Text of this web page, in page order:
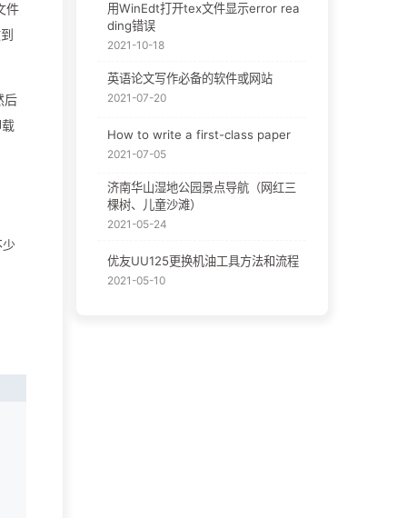
件
后
少
用WinEdt打开tex文件显示error rea
ding错误
2021-10-18
英语论文写作必备的软件或网站
2021-07-20
How to write a first-class paper
2021-07-05
济南华山湿地公园景点导航（网红三
棵树、儿童沙滩）
2021-05-24
优友UU125更换机油工具方法和流程
2021-05-10